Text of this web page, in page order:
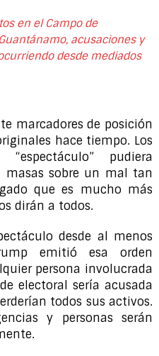
en el Campo de
acusaciones y
desde mediados
marcadores de posición
hace tiempo. Los
pudiera
sobre un mal tan
que es mucho más
dirán a todos.
desde al menos
emitió esa orden
persona involucrada
electoral sería acusada
todos sus activos.
y personas serán